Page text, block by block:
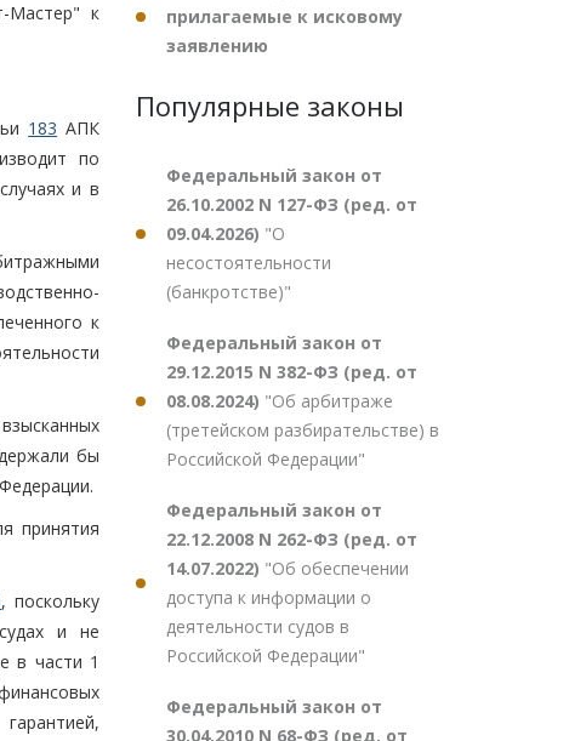
Мастер" к
183 АПК
по
и в
к
бы
принятия
, поскольку
и не
в части 1
прилагаемые к исковому
заявлению
Популярные законы
Федеральный закон от
26.10.2002 N 127-ФЗ (ред. от
09.04.2026) "О
несостоятельности
(банкротстве)"
Федеральный закон от
29.12.2015 N 382-ФЗ (ред. от
08.08.2024) "Об арбитраже
(третейском разбирательстве) в
Российской Федерации"
Федеральный закон от
22.12.2008 N 262-ФЗ (ред. от
14.07.2022) "Об обеспечении
доступа к информации о
деятельности судов в
Российской Федерации"
Федеральный закон от
30.04.2010 N 68-ФЗ (ред. от